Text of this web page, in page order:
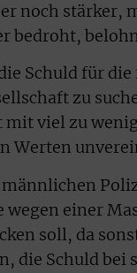
noch
bedroht,
Schuld für
zu
mit viel zu
Werten
männlichen
einer
soll, da
die Schuld bei